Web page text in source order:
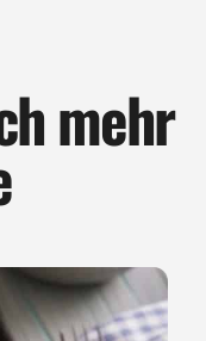
mehr